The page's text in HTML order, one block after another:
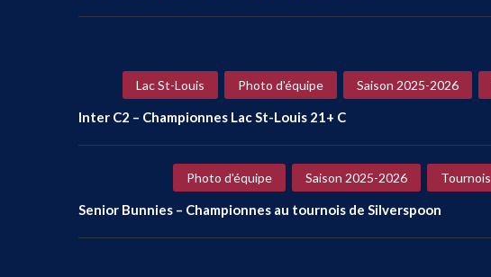
Lac St-Louis Photo d'équipe Saison 2025-2026
Inter C2 – Championnes Lac St-Louis 21+ C
Photo d'équipe Saison 2025-2026 Tournois
Senior Bunnies – Championnes au tournois de Silverspoon